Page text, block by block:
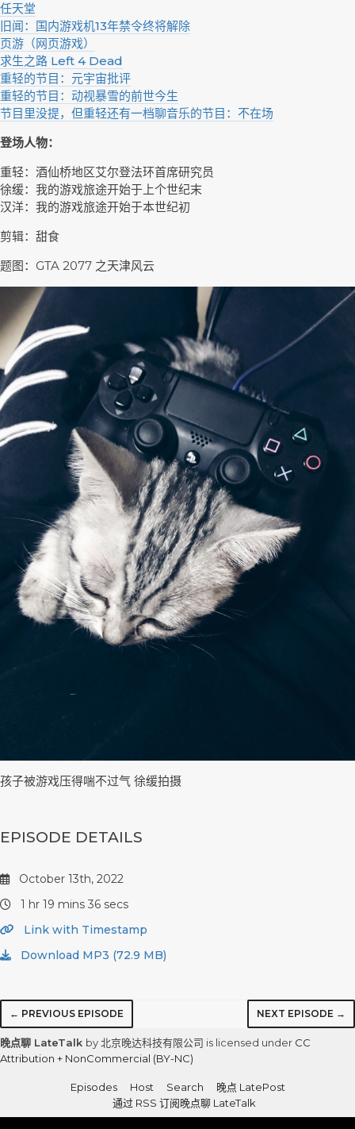
任天堂
旧闻：国内游戏机13年禁令终将解除
页游（网页游戏）
求生之路 Left 4 Dead
重轻的节目：元宇宙批评
重轻的节目：动视暴雪的前世今生
节目里没提，但重轻还有一档聊音乐的节目：不在场
登场人物：
重轻：酒仙桥地区艾尔登法环首席研究员
徐缓：我的游戏旅途开始于上个世纪末
汉洋：我的游戏旅途开始于本世纪初
剪辑：甜食
题图：GTA 2077 之天津风云
孩子被游戏压得喘不过气 徐缓拍摄
EPISODE DETAILS
October 13th, 2022
1 hr 19 mins 36 secs
Link with Timestamp
Download MP3 (72.9 MB)
← PREVIOUS EPISODE NEXT EPISODE →
晚点聊 LateTalk by 北京晚达科技有限公司 is licensed under CC
Attribution + NonCommercial (BY-NC)
Episodes Host Search
晚点 LatePost
通过 RSS 订阅晚点聊 LateTalk